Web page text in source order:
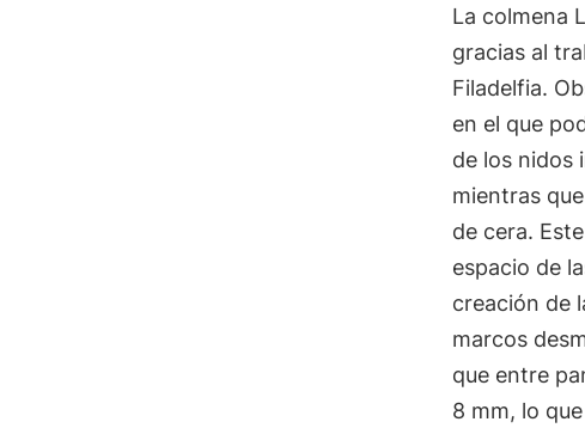
La colmena
gracias al
Filadelfia.
en el que
de los nidos
mientras
de cera.
espacio de
creación de
marcos
que entre
8 mm, lo